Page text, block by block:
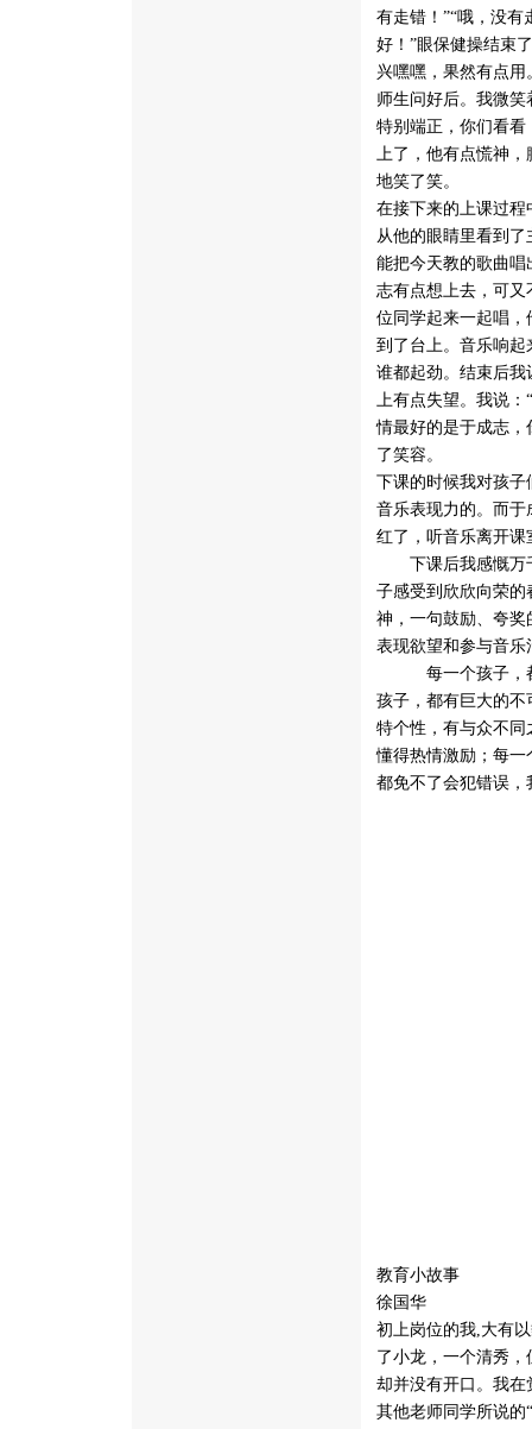
有走错！”“哦，没
好！”眼保健操结束
兴嘿嘿，果然有点
师生问好后。我微
特别端正，你们看
上了，他有点慌神
地笑了笑。
在接下来的上课过
从他的眼睛里看到
能把今天教的歌曲
志有点想上去，可
位同学起来一起唱
到了台上。音乐响
谁都起劲。结束后
上有点失望。我说：
情最好的是于成志
了笑容。
下课的时候我对孩
音乐表现力的。而
红了，听音乐离开
下课后我感慨万千
子感受到欣欣向荣
神，一句鼓励、夸
表现欲望和参与音
每一个孩子，都
孩子，都有巨大的
特个性，有与众不
懂得热情激励；每
都免不了会犯错误
教育小故事
徐国华
初上岗位的我,大有
了小龙，一个清秀
却并没有开口。我
其他老师同学所说的